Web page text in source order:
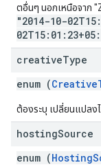
ตอื่นๆ นอกเหนือจาก
"2014-10-
creativeType
enum (
ต้องระบุ เปลี่ยนแปลง
hostingSource
enum (